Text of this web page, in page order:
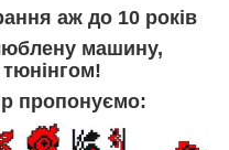
аж до 10 років
машину,
пропонуємо: